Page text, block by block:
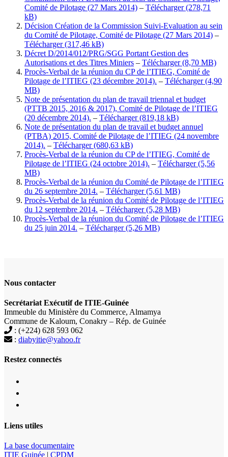
Comité de Pilotage (27 Mars 2014) – Télécharger
Décision Création de la Commission Suivi-Evaluation au sein
du Comité de Pilotage, Comité de Pilotage (27 Mars 2014) –
Télécharger
Décret D/2014/012/PRG/SGG Portant Gestion des
Autorisations et des Titres Miniers – Télécharger
Procès-Verbal de la réunion du CP de l’ITIEG, Comité de
Pilotage de l’ITIEG (23 décembre 2014). – Télécharger
Note de présentation du plan de travail triennal et budget
(PTTB 2015, 2016 & 2017), Comité de Pilotage de l’ITIEG
(20 décembre 2014). – Télécharger
Note de présentation du plan de travail et budget annuel
(PTBA) 2015, Comité de Pilotage de l’ITIEG (24 novembre
2014). – Télécharger
Procès-Verbal de la réunion du CP de l’ITIEG, Comité de
Pilotage de l’ITIEG (24 octobre 2014). – Télécharger
Procès-Verbal de la réunion du Comité de Pilotage de l’ITIEG
du 26 septembre 2014. – Télécharger
Procès-Verbal de la réunion du Comité de Pilotage de l’ITIEG
du 12 septembre 2014. – Télécharger
Procès-Verbal de la réunion du Comité de Pilotage de l’ITIEG
du 25 juin 2014. – Télécharger
Nous contacter
Secrétariat Exécutif de ITIE-Guinée
Immeuble du Ministère du Commerce, Almamya
Commune de Kaloum, Conakry – Rép. de Guinée
: (+224) 628 593 062
: diabyitie@yahoo.fr
Restez connectés
Liens utiles
La base documentaire
ITIE Guinée | CPDM